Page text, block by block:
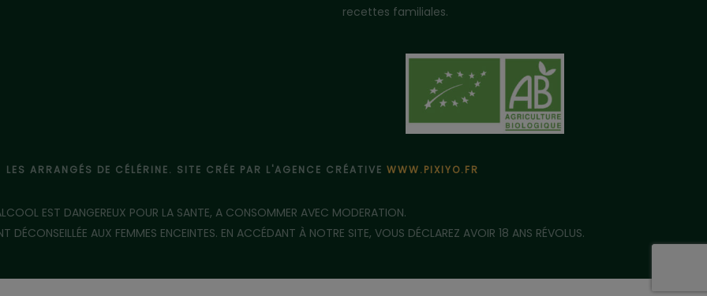
recettes familiales.
ARRANGÉS DE CÉLÉRINE. SITE CRÉE PAR L'AGENCE CRÉATIVE WWW.PIXIYO.FR
EST DANGEREUX POUR LA SANTE, A CONSOMMER AVEC MODERATION.
AUX FEMMES ENCEINTES. EN ACCÉDANT À NOTRE SITE, VOUS DÉCLAREZ AVOIR 18 ANS RÉVOLUS.